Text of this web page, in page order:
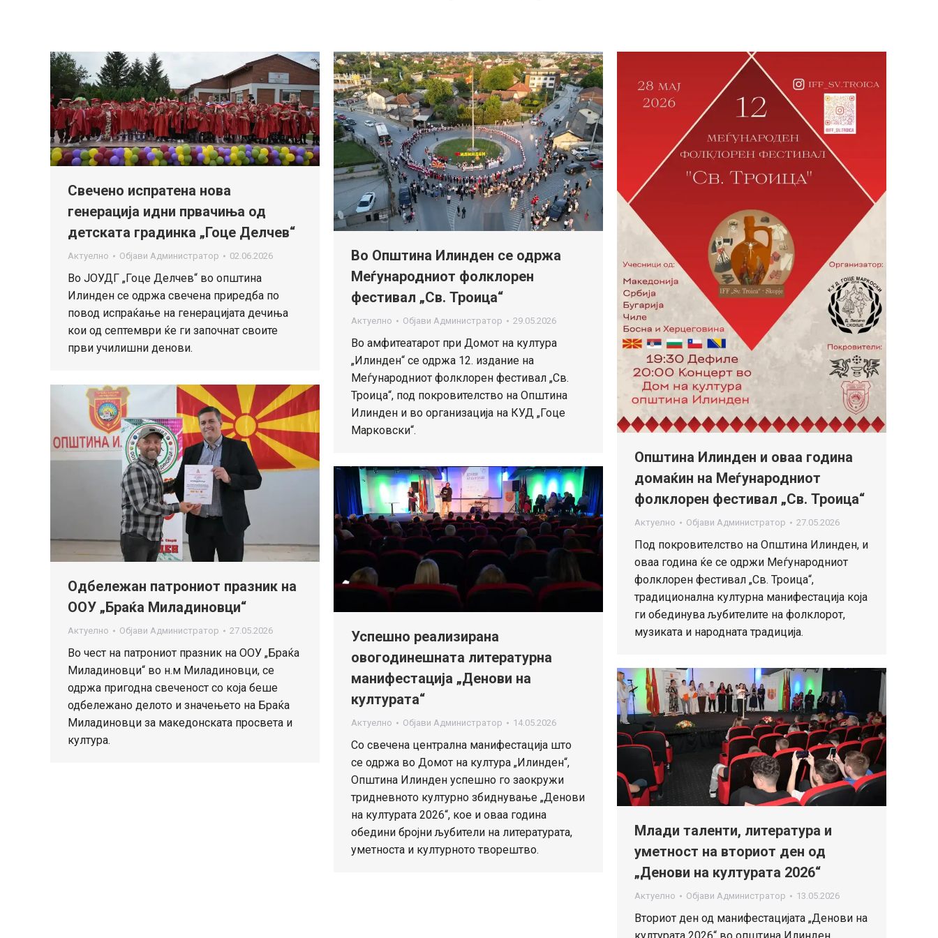
Свечено испратена нова
генерација идни првачиња од
детската градинка „Гоце Делчев“
Актуелно Објави Администратор 02.06.2026
Во ЈОУДГ „Гоце Делчев“ во општина
Илинден се одржа свечена приредба по
повод испраќање на генерацијата дечиња
кои од септември ќе ги започнат своите
први училишни денови.
Во Општина Илинден се одржа
Меѓународниот фолклорен
фестивал „Св. Троица“
Актуелно Објави Администратор 29.05.2026
Во амфитеатарот при Домот на култура
„Илинден“ се одржа 12. издание на
Меѓународниот фолклорен фестивал „Св.
Троица“, под покровителство на Општина
Илинден и во организација на КУД „Гоце
Марковски“.
Општина Илинден и оваа година
домаќин на Меѓународниот
фолклорен фестивал „Св. Троица“
Актуелно Објави Администратор 27.05.2026
Под покровителство на Општина Илинден, и
оваа година ќе се одржи Меѓународниот
фолклорен фестивал „Св. Троица“,
традиционална културна манифестација која
ги обединува љубителите на фолклорот,
музиката и народната традиција.
Одбележан патрониот празник на
ООУ „Браќа Миладиновци“
Актуелно Објави Администратор 27.05.2026
Во чест на патрониот празник на ООУ „Браќа
Миладиновци“ во н.м Миладиновци, се
одржа пригодна свеченост со која беше
одбележано делото и значењето на Браќа
Миладиновци за македонската просвета и
култура.
Успешно реализирана
овогодинешната литературна
манифестација „Денови на
културата“
Актуелно Објави Администратор 14.05.2026
Со свечена централна манифестација што
се одржа во Домот на култура „Илинден“,
Општина Илинден успешно го заокружи
тридневното културно збиднување „Денови
на културата 2026“, кое и оваа година
обедини бројни љубители на литературата,
уметноста и културното творештво.
Млади таленти, литература и
уметност на вториот ден од
„Денови на културата 2026“
Актуелно Објави Администратор 13.05.2026
Вториот ден од манифестацијата „Денови на